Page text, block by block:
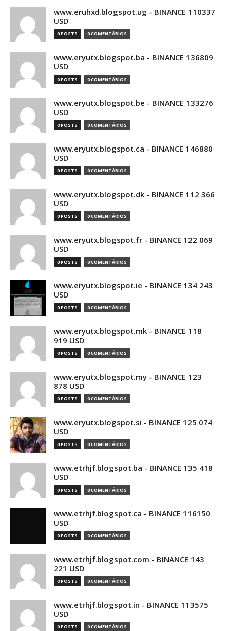
www.eruhxd.blogspot.ug - BINANCE 110337
USD
0 POSTS 0 COMENTÁRIOS
www.eryutx.blogspot.ba - BINANCE 136809
USD
0 POSTS 0 COMENTÁRIOS
www.eryutx.blogspot.be - BINANCE 133276
USD
0 POSTS 0 COMENTÁRIOS
www.eryutx.blogspot.ca - BINANCE 146880
USD
0 POSTS 0 COMENTÁRIOS
www.eryutx.blogspot.dk - BINANCE 112 366
USD
0 POSTS 0 COMENTÁRIOS
www.eryutx.blogspot.fr - BINANCE 122 069
USD
0 POSTS 0 COMENTÁRIOS
www.eryutx.blogspot.ie - BINANCE 134 243
USD
0 POSTS 0 COMENTÁRIOS
www.eryutx.blogspot.mk - BINANCE 118
919 USD
0 POSTS 0 COMENTÁRIOS
www.eryutx.blogspot.my - BINANCE 123
878 USD
0 POSTS 0 COMENTÁRIOS
www.eryutx.blogspot.si - BINANCE 125 074
USD
0 POSTS 0 COMENTÁRIOS
www.etrhjf.blogspot.ba - BINANCE 135 418
USD
0 POSTS 0 COMENTÁRIOS
www.etrhjf.blogspot.ca - BINANCE 116150
USD
0 POSTS 0 COMENTÁRIOS
www.etrhjf.blogspot.com - BINANCE 143
221 USD
0 POSTS 0 COMENTÁRIOS
www.etrhjf.blogspot.in - BINANCE 113575
USD
0 POSTS 0 COMENTÁRIOS